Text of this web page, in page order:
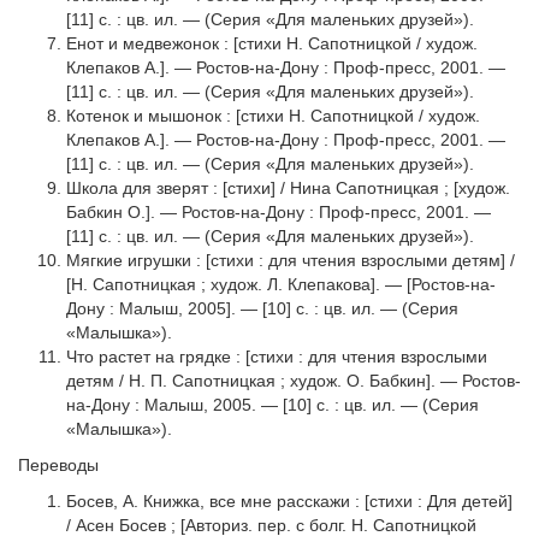
[11] с. : цв. ил. — (Серия «Для маленьких друзей»).
Енот и медвежонок : [стихи Н. Сапотницкой / худож.
Клепаков А.]. — Ростов-на-Дону : Проф-пресс, 2001. —
[11] с. : цв. ил. — (Серия «Для маленьких друзей»).
Котенок и мышонок : [стихи Н. Сапотницкой / худож.
Клепаков А.]. — Ростов-на-Дону : Проф-пресс, 2001. —
[11] с. : цв. ил. — (Серия «Для маленьких друзей»).
Школа для зверят : [стихи] / Нина Сапотницкая ; [худож.
Бабкин О.]. — Ростов-на-Дону : Проф-пресс, 2001. —
[11] с. : цв. ил. — (Серия «Для маленьких друзей»).
Мягкие игрушки : [стихи : для чтения взрослыми детям] /
[Н. Сапотницкая ; худож. Л. Клепакова]. — [Ростов-на-
Дону : Малыш, 2005]. — [10] с. : цв. ил. — (Серия
«Малышка»).
Что растет на грядке : [стихи : для чтения взрослыми
детям / Н. П. Сапотницкая ; худож. О. Бабкин]. — Ростов-
на-Дону : Малыш, 2005. — [10] с. : цв. ил. — (Серия
«Малышка»).
Переводы
Босев, А. Книжка, все мне расскажи : [стихи : Для детей]
/ Асен Босев ; [Авториз. пер. с болг. Н. Сапотницкой